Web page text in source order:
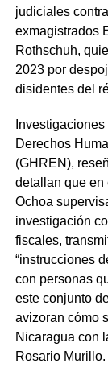
judiciales
exmagistrados
Rothschuh,
2023 por
disidentes del
Derechos
(GHREN),
detallan que en
Ochoa
investigación
fiscales,
“instrucciones
con personas
este conjunto
avizoran cómo
Nicaragua con
Rosario Murillo.